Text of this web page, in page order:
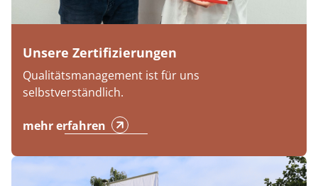
Unsere Zertifizierungen
Qualitätsmanagement ist für uns
selbstverständlich.
mehr erfahren